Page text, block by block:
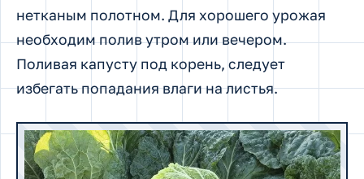
нетканым полотном. Для хорошего урожая
необходим полив утром или вечером.
Поливая капусту под корень, следует
избегать попадания влаги на листья.